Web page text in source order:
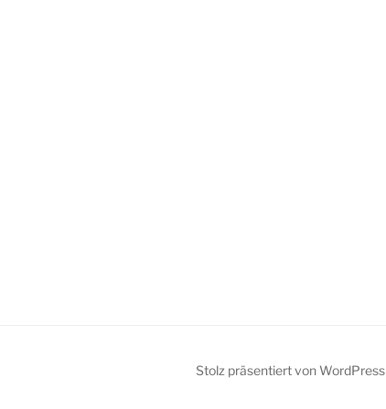
Stolz präsentiert von WordPress